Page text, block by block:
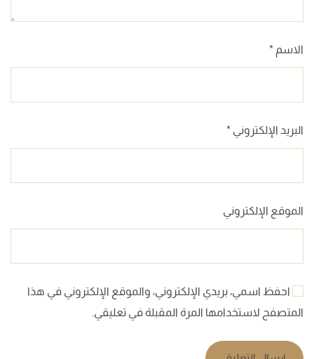
الاسم *
البريد الإلكتروني *
الموقع الإلكتروني
احفظ اسمي، بريدي الإلكتروني، والموقع الإلكتروني في هذا
المتصفح لاستخدامها المرة المقبلة في تعليقي.